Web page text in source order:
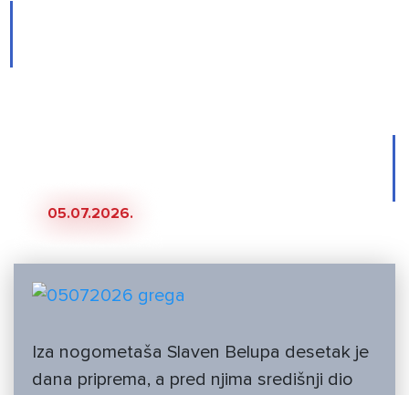
05.07.2026.
Iza nogometaša Slaven Belupa desetak je
dana priprema, a pred njima središnji dio